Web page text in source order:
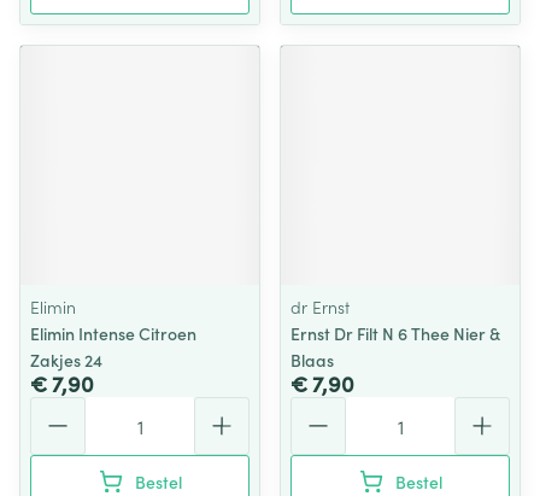
Elimin
Elimin Intense Citroen
Zakjes 24
€ 7,90
Bestel
dr Ernst
Ernst Dr Filt N 6 Thee Nier &
Blaas
€ 7,90
Bestel